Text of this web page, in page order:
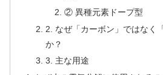
② 異種元素ドープ型
2. なぜ「カーボン」ではなく
か？
3. 主な用途